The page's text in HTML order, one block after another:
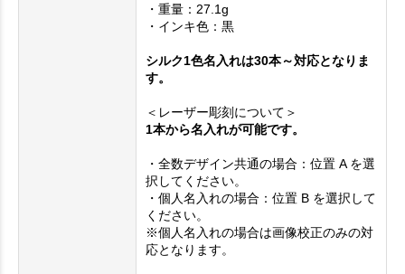
・重量：27.1g
・インキ色：黒
シルク1色名入れは30本～対応となりま
す。
＜レーザー彫刻について＞
1本から名入れが可能です。
・全数デザイン共通の場合：位置 A を選
択してください。
・個人名入れの場合：位置 B を選択して
ください。
※個人名入れの場合は画像校正のみの対
応となります。